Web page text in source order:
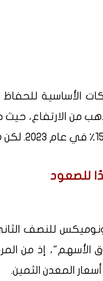
الأساسية
من الارتفاع،
للصعود
للنصف
إذ من
المعدن الثمين.